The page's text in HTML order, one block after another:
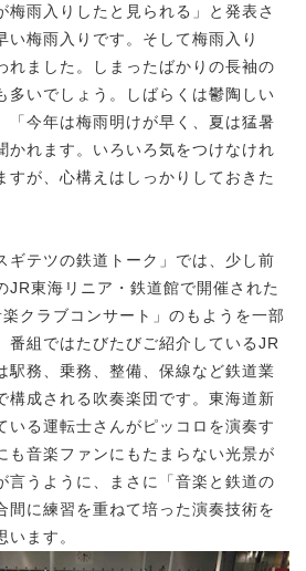
梅雨入りしたと見られる」と発表さ
い梅雨入りです。そして梅雨入り
れました。しまったばかりの長袖の
多いでしょう。しばらくは鬱陶しい
「今年は梅雨明けが早く、夏は猛暑
かれます。いろいろ気をつけなけれ
すが、心構えはしっかりしておきた
ギテツの鉄道トーク」では、少し前
JR東海リニア・鉄道館で開催された
クラブコンサート」のもようを一部
番組ではたびたびご紹介しているJR
駅務、乗務、整備、保線など鉄道業
構成される吹奏楽団です。東海道新
いる運転士さんがピッコロを演奏す
も音楽ファンにもたまらない光景が
言うように、まさに「音楽と鉄道の
間に練習を重ねて培った演奏技術を
ます。